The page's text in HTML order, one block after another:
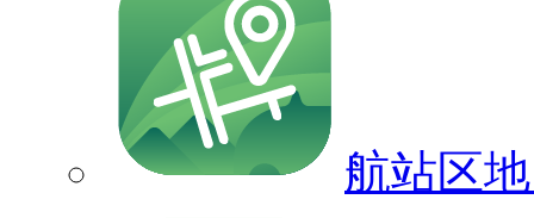
航站区